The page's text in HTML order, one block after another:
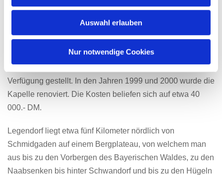
Auswahl erlauben
Nur notwendige Cookies
eine neue Kapelle. Diese wurde nun von den Legendorfer
Ortsbewohnern überwiegend in Eigenleistung renoviert
und um einen kleinen Glockenturm erweitert. Die neue
Glocke war bisher in Privatbesitz der Legendorfer Familie
Ott und wurde von dieser der Dorfgemeinschaft zur
Verfügung gestellt. In den Jahren 1999 und 2000 wurde die
Kapelle renoviert. Die Kosten beliefen sich auf etwa 40
000.- DM.
Legendorf liegt etwa fünf Kilometer nördlich von
Schmidgaden auf einem Bergplateau, von welchem man
aus bis zu den Vorbergen des Bayerischen Waldes, zu den
Naabsenken bis hinter Schwandorf und bis zu den Hügeln